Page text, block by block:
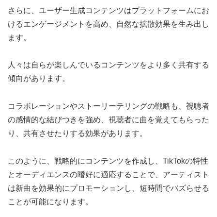
さらに、ユーザー生成コンテンツはプラットフォームにお
けるエンゲージメントを高め、自然な拡散効果を生み出し
ます。
人々は自らが楽しんでいるコンテンツをより多く共有する
傾向があります。
コラボレーションやストーリーテリングの戦略も、視聴者
の感情的な結びつきを強め、視聴者に曲を覚えてもらった
り、共有させたりする効果があります。
このように、戦略的にコンテンツを作成し、TikTokの特性
とオーディエンスの嗜好に適応することで、アーティスト
は新曲を効果的にプロモーションし、短時間でバズらせる
ことが可能になります。